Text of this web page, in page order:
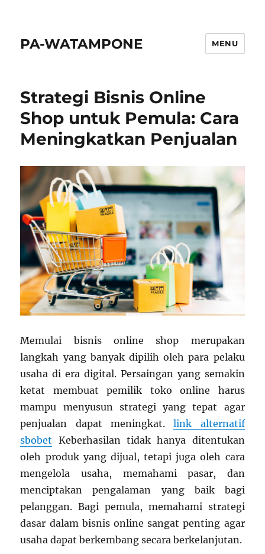
PA-WATAMPONE MENU
Strategi Bisnis Online
Shop untuk Pemula: Cara
Meningkatkan Penjualan
Memulai bisnis online shop merupakan
langkah yang banyak dipilih oleh para pelaku
usaha di era digital. Persaingan yang semakin
ketat membuat pemilik toko online harus
mampu menyusun strategi yang tepat agar
penjualan dapat meningkat.link alternatif
sbobet Keberhasilan tidak hanya ditentukan
oleh produk yang dijual, tetapi juga oleh cara
mengelola usaha, memahami pasar, dan
menciptakan pengalaman yang baik bagi
pelanggan. Bagi pemula, memahami strategi
dasar dalam bisnis online sangat penting agar
usaha dapat berkembang secara berkelanjutan.